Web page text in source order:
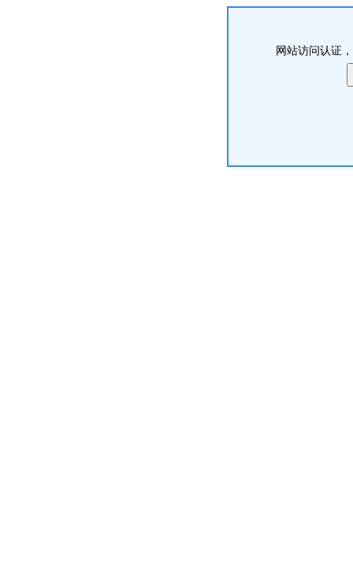
网站访问认证